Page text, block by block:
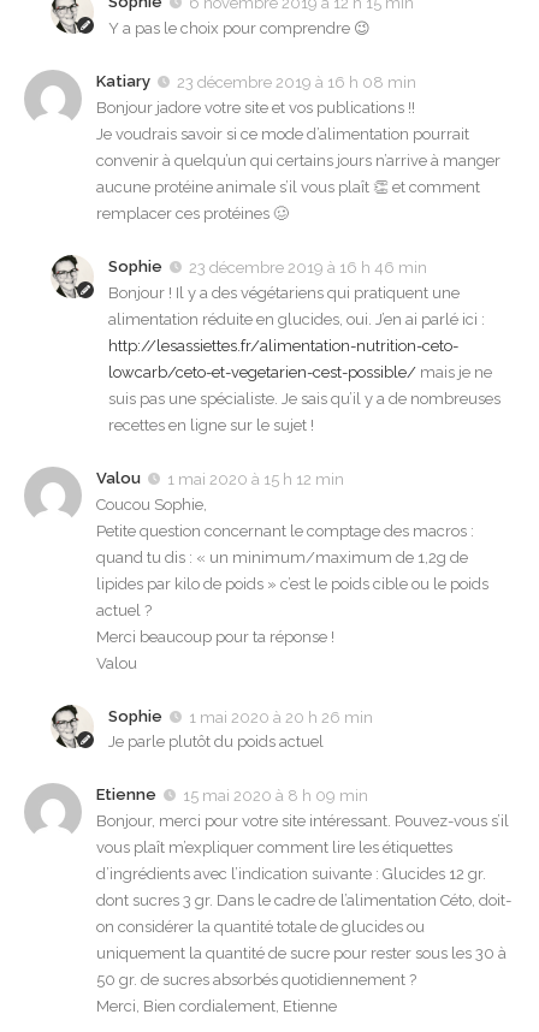
Y a pas le choix pour comprendre 😉
Katiary
23 décembre 2019 à 16 h 08 min
Bonjour jadore votre site et vos publications !!
Je voudrais savoir si ce mode d’alimentation pourrait
convenir à quelqu’un qui certains jours n’arrive à manger
aucune protéine animale s’il vous plaît 👏 et comment
remplacer ces protéines 🥴
Sophie
23 décembre 2019 à 16 h 46 min
Bonjour ! Il y a des végétariens qui pratiquent une
alimentation réduite en glucides, oui. J’en ai parlé ici :
http://lesassiettes.fr/alimentation-nutrition-ceto-
lowcarb/ceto-et-vegetarien-cest-possible/ mais je ne
suis pas une spécialiste. Je sais qu’il y a de nombreuses
recettes en ligne sur le sujet !
Valou
1 mai 2020 à 15 h 12 min
Coucou Sophie,
Petite question concernant le comptage des macros :
quand tu dis : « un minimum/maximum de 1,2g de
lipides par kilo de poids » c’est le poids cible ou le poids
actuel ?
Merci beaucoup pour ta réponse !
Valou
Sophie
1 mai 2020 à 20 h 26 min
Je parle plutôt du poids actuel
Etienne
15 mai 2020 à 8 h 09 min
Bonjour, merci pour votre site intéressant. Pouvez-vous s’il
vous plaît m’expliquer comment lire les étiquettes
d’ingrédients avec l’indication suivante : Glucides 12 gr.
dont sucres 3 gr. Dans le cadre de l’alimentation Céto, doit-
on considérer la quantité totale de glucides ou
uniquement la quantité de sucre pour rester sous les 30 à
50 gr. de sucres absorbés quotidiennement ?
Merci, Bien cordialement, Etienne